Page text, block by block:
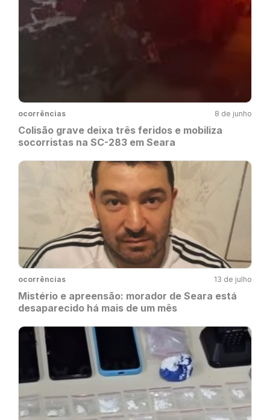
ocorrências 8 de junho
Colisão grave deixa três feridos e mobiliza
socorristas na SC-283 em Seara
ocorrências 13 de julho
Mistério e apreensão: morador de Seara está
desaparecido há mais de um mês